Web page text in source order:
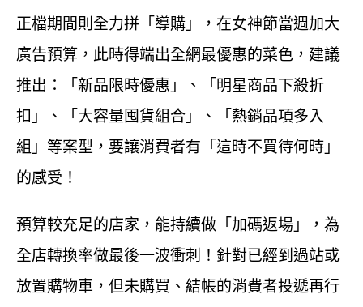
正檔期間則全力拼「導購」，在女神節當週加大
廣告預算，此時得端出全網最優惠的菜色，建議
推出：「新品限時優惠」、「明星商品下殺折
扣」、「大容量囤貨組合」、「熱銷品項多入
組」等案型，要讓消費者有「這時不買待何時」
的感受！
預算較充足的店家，能持續做「加碼返場」，為
全店轉換率做最後一波衝刺！針對已經到過站或
放置購物車，但未購買、結帳的消費者投遞再行